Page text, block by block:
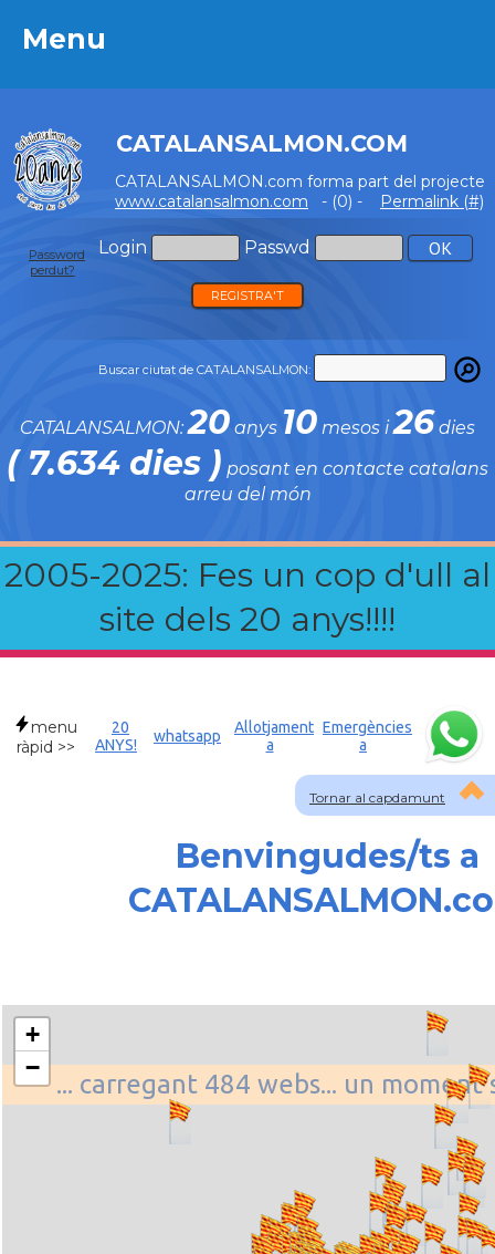
Menu
CATALANSALMON.COM
CATALANSALMON.com forma part del projecte
www.catalansalmon.com - (0) - Permalink (#)
Login Passwd
Password
perdut?
REGISTRA'T
Buscar ciutat de CATALANSALMON:
CATALANSALMON:20 anys 10 mesos i26 dies
( 7.634 dies ) posant en contacte catalans
arreu del món
2005-2025: Fes un cop d'ull al
site dels 20 anys!!!!
Menu
Tornar al capdamunt
menu
ràpid >>
20
ANYS!
whatsapp
Allotjament
a
Emergències
a
Benvingudes/ts a
... carregant 484 webs... un moment
+
−